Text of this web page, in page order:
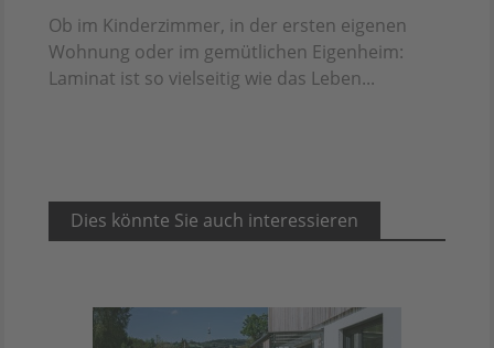
Ob im Kinderzimmer, in der ersten eigenen
Wohnung oder im gemütlichen Eigenheim:
Laminat ist so vielseitig wie das Leben...
Dies könnte Sie auch interessieren